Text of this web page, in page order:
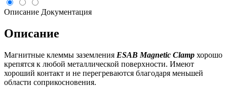
Описание Документация
Описание
Магнитные клеммы заземления ESAB Magnetic Clamp хорошо
крепятся к любой металлической поверхности. Имеют
хороший контакт и не перегреваются благодаря меньшей
области соприкосновения.